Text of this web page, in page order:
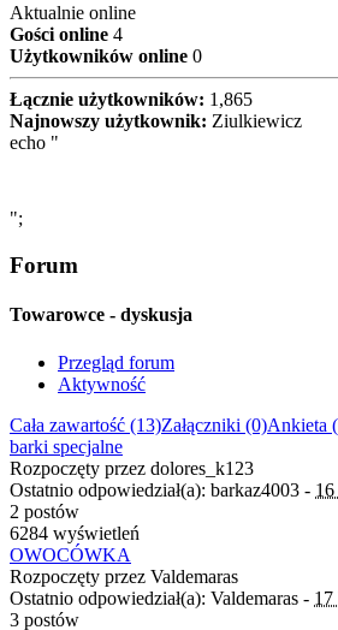
Aktualnie online
Gości online 4
Użytkowników online 0
Łącznie użytkowników: 1,865
Najnowszy użytkownik: Ziulkiewicz
echo "
";
Forum
Towarowce - dyskusja
Przegląd forum
Aktywność
Cała zawartość (13)Załączniki (0)Ankieta
barki specjalne
Rozpoczęty przez dolores_k123
Ostatnio odpowiedział(a): barkaz4003 -
2 postów
6284 wyświetleń
OWOCÓWKA
Rozpoczęty przez Valdemaras
Ostatnio odpowiedział(a): Valdemaras - 17
3 postów